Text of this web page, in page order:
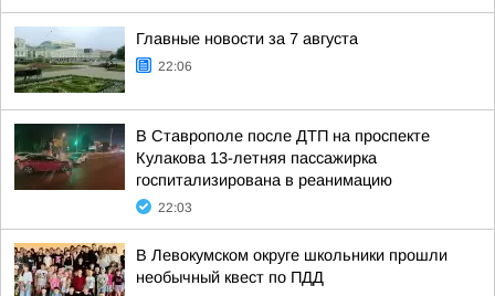
Главные новости за 7 августа
22:06
В Ставрополе после ДТП на проспекте
Кулакова 13-летняя пассажирка
госпитализирована в реанимацию
22:03
В Левокумском округе школьники прошли
необычный квест по ПДД